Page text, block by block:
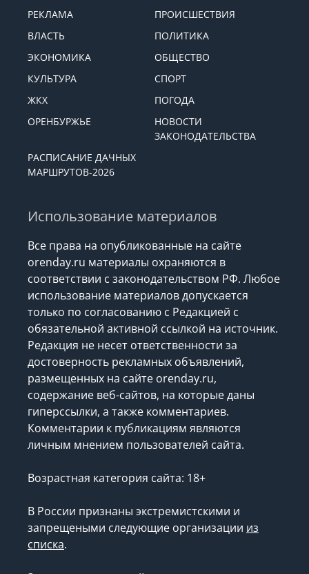
РЕКЛАМА
ПРОИСШЕСТВИЯ
ВЛАСТЬ
ПОЛИТИКА
ЭКОНОМИКА
ОБЩЕСТВО
КУЛЬТУРА
СПОРТ
ЖКХ
ПОГОДА
ОРЕНБУРЖЬЕ
НОВОСТИ
ЗАКОНОДАТЕЛЬСТВА
РАСПИСАНИЕ ДАЧНЫХ
МАРШРУТОВ-2026
Использование материалов
Все права на опубликованные на сайте
orenday.ru материалы охраняются в
соответствии с законодательством РФ. Любое
использование материалов допускается
только по согласованию с Редакцией с
обязательной активной ссылкой на источник.
Редакция не несет ответственности за
достоверность рекламных объявлений,
размещенных на сайте orenday.ru,
содержание веб-сайтов, на которые даны
гиперссылки, а также комментариев.
Комментарии к публикациям являются
личным мнением пользователей сайта.
Возрастная категория сайта: 18+
В России признаны экстремистскими и
запрещеными следующие организации из
списка.